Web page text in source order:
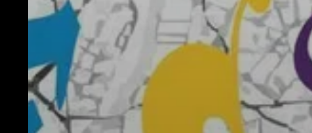
Infos
Partenaires
Culture
durable
Enseignants /
Groupes